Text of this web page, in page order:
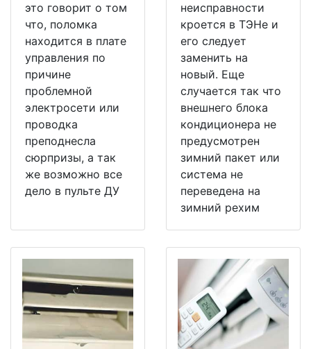
это говорит о том
что, поломка
находится в плате
управления по
причине
проблемной
электросети или
проводка
преподнесла
сюрпризы, а так
же возможно все
дело в пульте ДУ
неисправности
кроется в ТЭНе и
его следует
заменить на
новый. Еще
случается так что
внешнего блока
кондиционера не
предусмотрен
зимний пакет или
система не
переведена на
зимний рехим